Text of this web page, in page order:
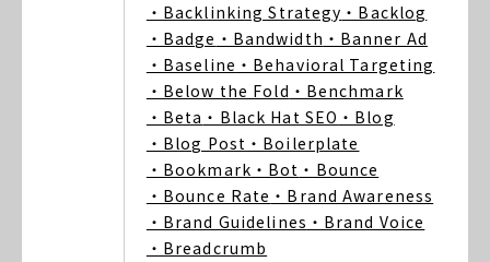
・Backlinking Strategy ・Backlog
・Badge ・Bandwidth ・Banner Ad
・Baseline ・Behavioral Targeting
・Below the Fold ・Benchmark
・Beta ・Black Hat SEO ・Blog
・Blog Post ・Boilerplate
・Bookmark ・Bot ・Bounce
・Bounce Rate ・Brand Awareness
・Brand Guidelines ・Brand Voice
・Breadcrumb